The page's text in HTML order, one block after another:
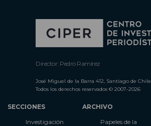
Director: Pedro Ramírez
José Miguel de la Barra 412, Santiago de Chile
Todos los derechos reservados © 2007-2026
SECCIONES
Investigación
ARCHIVO
Papeles de la